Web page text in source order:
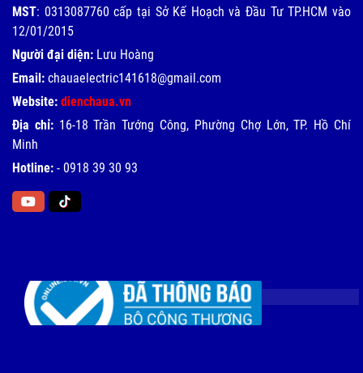
MST: 0313087760 cấp tại Sở Kế Hoạch và Đầu Tư TP.HCM vào
12/01/2015
Người đại diện: Lưu Hoàng
Email: chauaelectric141618@gmail.com
Website: dienchaua.vn
Địa chỉ: 16-18 Trần Tướng Công, Phường Chợ Lớn, TP. Hồ Chí
Minh
Hotline: - 0918 39 30 93